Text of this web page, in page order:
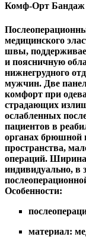
Комф-Орт Бандаж
медицинского
швы,
и поясничную
нижнегрудного
мужчин. Две
комфорт при
страдающих
ослабленных
пациентов в
органах брюшной
пространства,
операций. Ширина
индивидуально, в
Особенности:
материал: